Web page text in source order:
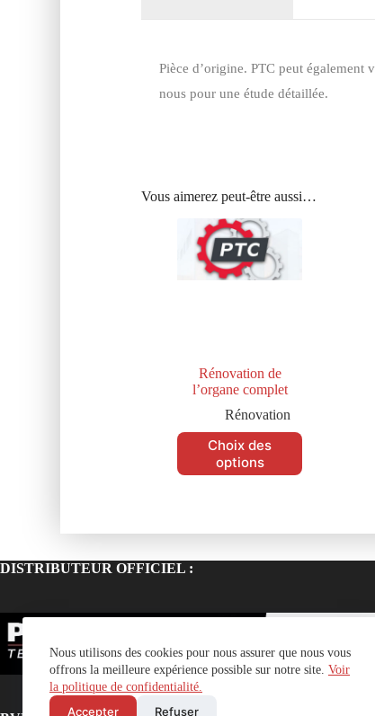
Nous utilisons des cookies pour nous assurer que nous vous
offrons la meilleure expérience possible sur notre site. Voir
la politique de confidentialité.
Accepter Refuser
Pièce d’origine. PTC peut également
nous pour une étude détaillée.
Vous aimerez peut-être aussi…
Rénovation de
l’organe complet
Rénovation
Choix des
options
DISTRIBUTEUR OFFICIEL :